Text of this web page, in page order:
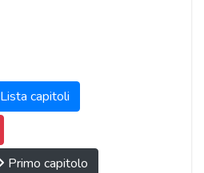
Lista capitoli
Primo capitolo